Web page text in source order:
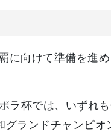
に向けて準備を進
杯では、いずれも
ランドチャンピオ